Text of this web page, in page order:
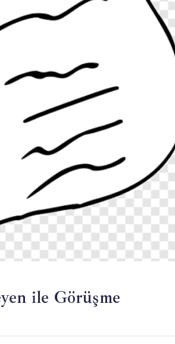
ile Görüşme